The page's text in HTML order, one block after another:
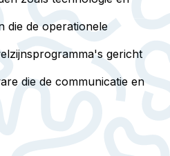
die de operationele
gericht
die de communicatie en